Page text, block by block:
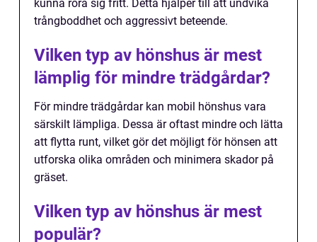
kunna röra sig fritt. Detta hjälper till att undvika
trångboddhet och aggressivt beteende.
Vilken typ av hönshus är mest
lämplig för mindre trädgårdar?
För mindre trädgårdar kan mobil hönshus vara
särskilt lämpliga. Dessa är oftast mindre och lätta
att flytta runt, vilket gör det möjligt för hönsen att
utforska olika områden och minimera skador på
gräset.
Vilken typ av hönshus är mest
populär?